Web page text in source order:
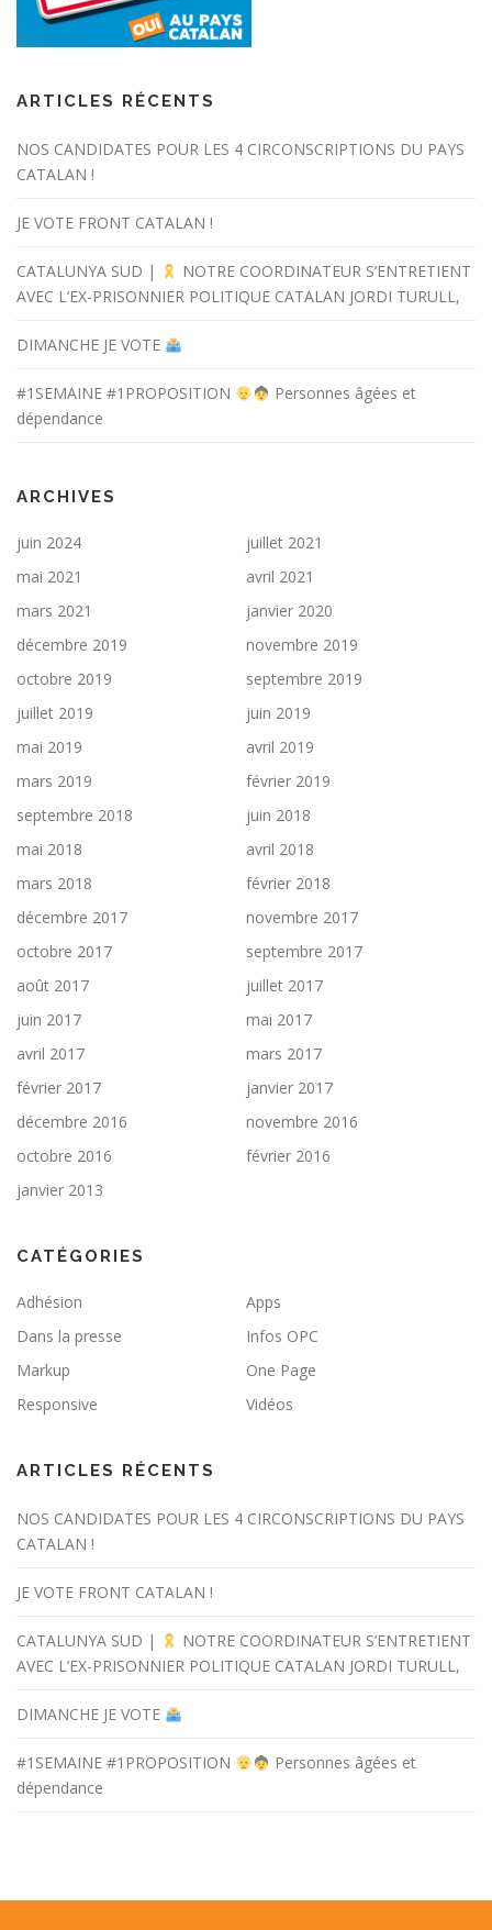
ARTICLES RÉCENTS
NOS CANDIDATES POUR LES 4 CIRCONSCRIPTIONS DU PAYS
CATALAN !
JE VOTE FRONT CATALAN !
CATALUNYA SUD |
NOTRE COORDINATEUR S’ENTRETIENT
AVEC L’EX-PRISONNIER POLITIQUE CATALAN JORDI TURULL,
DIMANCHE JE VOTE
#1SEMAINE #1PROPOSITION
Personnes âgées et
dépendance
ARCHIVES
juin 2024
juillet 2021
mai 2021
avril 2021
mars 2021
janvier 2020
décembre 2019
novembre 2019
octobre 2019
septembre 2019
juillet 2019
juin 2019
mai 2019
avril 2019
mars 2019
février 2019
septembre 2018
juin 2018
mai 2018
avril 2018
mars 2018
février 2018
décembre 2017
novembre 2017
octobre 2017
septembre 2017
août 2017
juillet 2017
juin 2017
mai 2017
avril 2017
mars 2017
février 2017
janvier 2017
décembre 2016
novembre 2016
octobre 2016
février 2016
janvier 2013
CATÉGORIES
Adhésion
Apps
Dans la presse
Infos OPC
Markup
One Page
Responsive
Vidéos
ARTICLES RÉCENTS
NOS CANDIDATES POUR LES 4 CIRCONSCRIPTIONS DU PAYS
CATALAN !
JE VOTE FRONT CATALAN !
CATALUNYA SUD |
NOTRE COORDINATEUR S’ENTRETIENT
AVEC L’EX-PRISONNIER POLITIQUE CATALAN JORDI TURULL,
DIMANCHE JE VOTE
#1SEMAINE #1PROPOSITION
Personnes âgées et
dépendance